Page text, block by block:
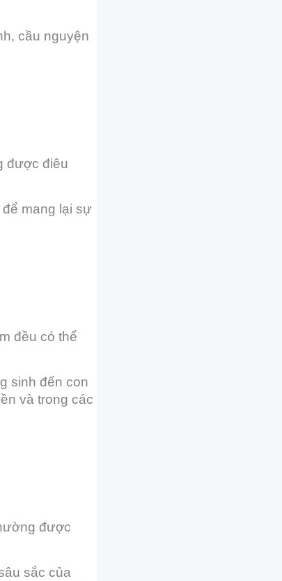
cầu nguyện
được điêu
mang lại sự
đều có thể
sinh đến con
và trong các
được
sắc của